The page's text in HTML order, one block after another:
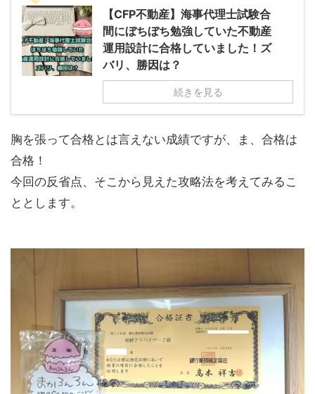
【CFP不動産】海事代理士試験合
間にぼちぼち勉強していた不動産
運用設計に合格していました！ズ
バリ、勝因は？
続きを見る
胸を張って合格とは言えない成績ですが、ま、合格は
合格！
今回の反省点、そこから見えた攻略法を考えてみるこ
ととします。